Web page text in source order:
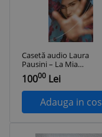
Casetă audio Laura
Pausini ‎– La Mia
Risposta, originală
10000 Lei
Adauga in cos